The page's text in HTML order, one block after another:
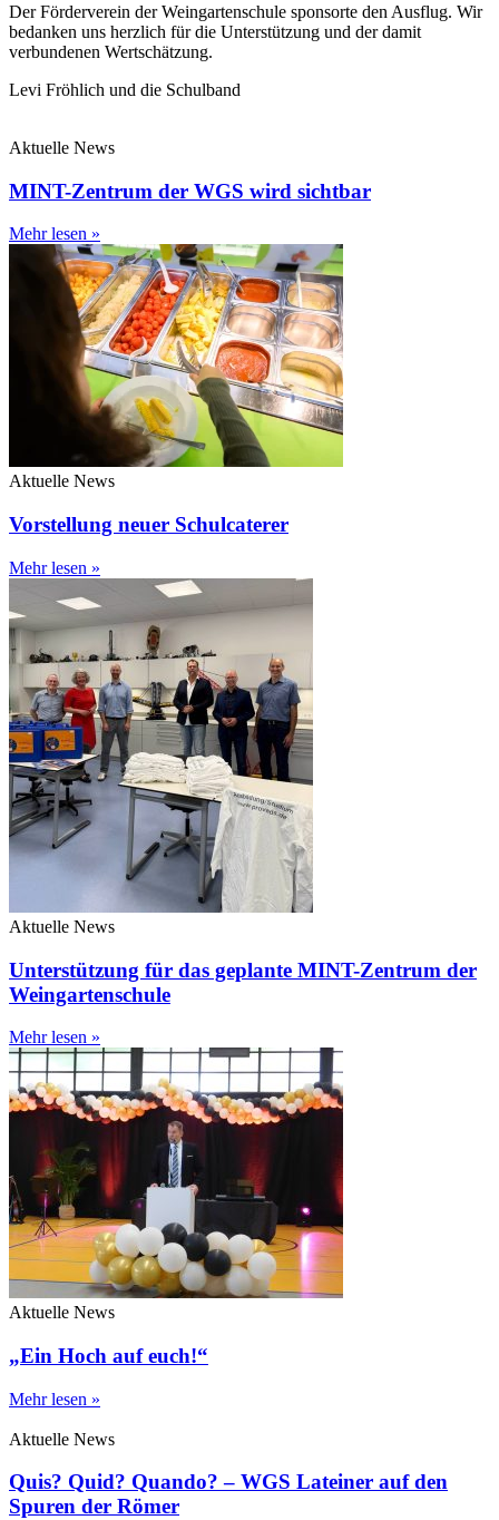
Der Förderverein der Weingartenschule sponsorte den Ausflug. Wir
bedanken uns herzlich für die Unterstützung und der damit
verbundenen Wertschätzung.
Levi Fröhlich und die Schulband
Aktuelle News
MINT-Zentrum der WGS wird sichtbar
Mehr lesen »
Aktuelle News
Vorstellung neuer Schulcaterer
Mehr lesen »
Aktuelle News
Unterstützung für das geplante MINT-Zentrum der
Weingartenschule
Mehr lesen »
Aktuelle News
„Ein Hoch auf euch!“
Mehr lesen »
Aktuelle News
Quis? Quid? Quando? – WGS Lateiner auf den
Spuren der Römer